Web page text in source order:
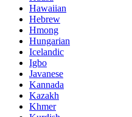
Hawaiian
Hebrew
Hmong
Hungarian
Icelandic
Igbo
Javanese
Kannada
Kazakh
Khmer